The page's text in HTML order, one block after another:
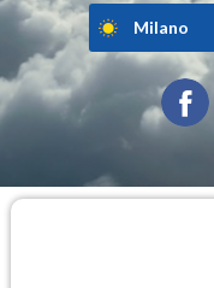
Milano